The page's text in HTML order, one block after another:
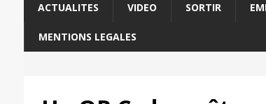
ACTUALITES VIDEO SORTIR
MENTIONS LEGALES